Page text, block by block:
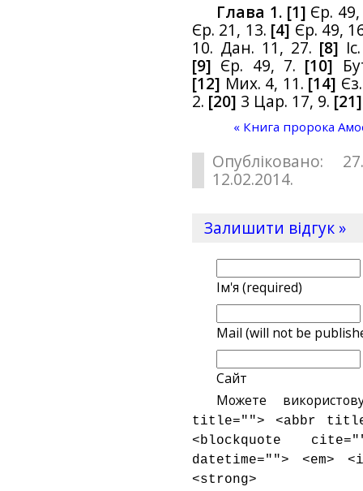
Глава 1. [1] Єр.
Єр. 21, 13. [4] Єр. 49,
10. Дан. 11, 27. [8]
[9] Єр. 49, 7. [10]
[12] Мих. 4, 11. [14]
2. [20] 3 Цар. 17, 9. [21]
« Книга пророка
Опубліковано:
12.02.2014.
Залишити відгук »
Ім'я (required)
Mail (will not be
Сайт
Можете
title=""> <abbr
<blockquote
datetime=""> <em>
<strong>